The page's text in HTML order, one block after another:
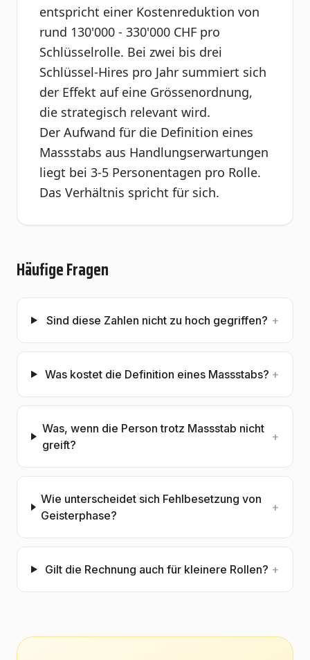
entspricht einer Kostenreduktion von
rund 130'000 - 330'000 CHF pro
Schlüsselrolle. Bei zwei bis drei
Schlüssel-Hires pro Jahr summiert sich
der Effekt auf eine Grössenordnung,
die strategisch relevant wird.
Der Aufwand für die Definition eines
Massstabs aus Handlungserwartungen
liegt bei 3-5 Personentagen pro Rolle.
Das Verhältnis spricht für sich.
Häufige Fragen
Sind diese Zahlen nicht zu hoch gegriffen? +
Was kostet die Definition eines Massstabs? +
Was, wenn die Person trotz Massstab nicht
greift?
+
Wie unterscheidet sich Fehlbesetzung von
Geisterphase?
+
Gilt die Rechnung auch für kleinere Rollen? +